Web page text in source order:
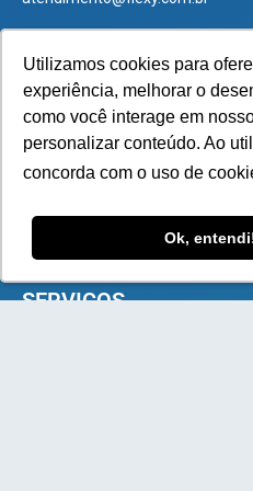
SOLUÇÕES
e-Commerce B2B
e-Commerce B2C
Plataforma de Marketplace
E-commerce para Franquias
E-commerce para Supermercados
SERVIÇOS